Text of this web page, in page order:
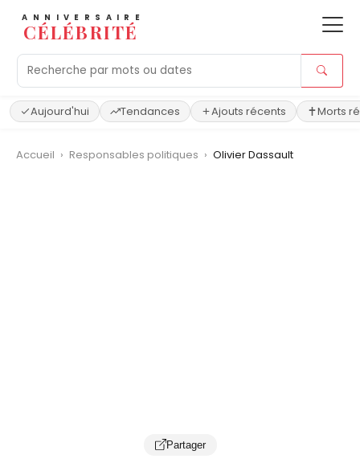
ANNIVERSAIRE
CÉLÉBRITÉ
Aujourd'hui Tendances Ajouts récents Morts
Accueil › Responsables politiques › Olivier Dassault
Partager